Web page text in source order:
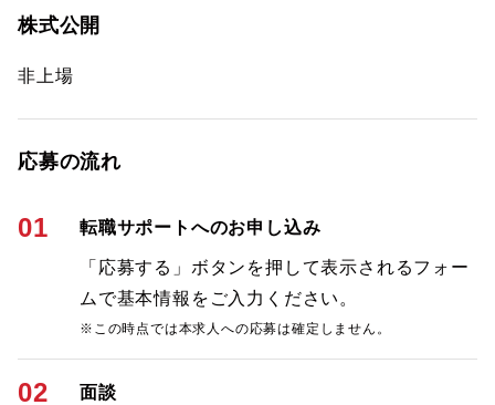
株式公開
非上場
応募の流れ
01 転職サポートへのお申し込み
「応募する」ボタンを押して表示されるフォー
ムで基本情報をご入力ください。
※この時点では本求人への応募は確定しません。
02 面談